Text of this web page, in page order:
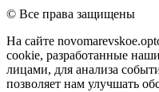
© Все права защищены
На сайте
cookie, разработанные
лицами, для анализа
позволяет нам улучшать